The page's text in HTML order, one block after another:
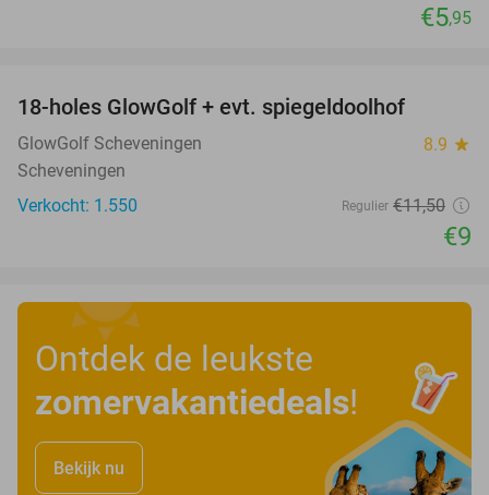
€5,95
18-holes GlowGolf + evt. spiegeldoolhof
GlowGolf Scheveningen 8.9 star
Scheveningen
Verkocht: 1.550
Regulier €11,50
€9
Ontdek de leukste
zomervakantiedeals!
Bekijk nu